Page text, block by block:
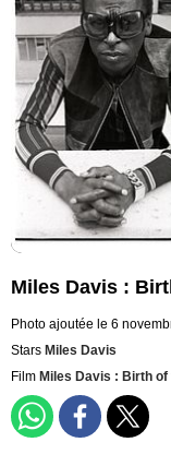
Miles Davis :
Photo ajoutée le 6
Stars Miles Davis
Film Miles Davis : Birth of